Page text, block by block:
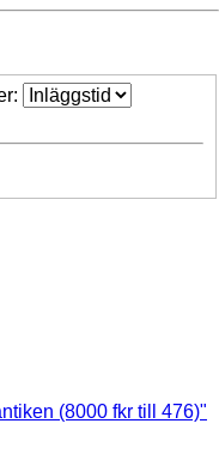
(8000 fkr till 476)"